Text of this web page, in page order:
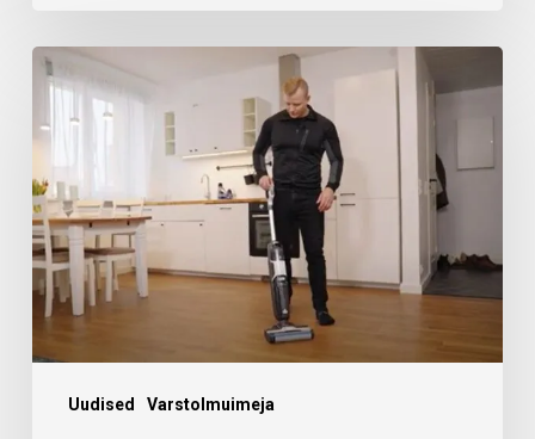
Uudised Varstolmuimeja
Põrandad
vaibad
põrandapesuriga
puhtaks